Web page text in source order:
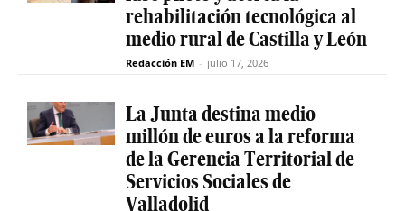
rehabilitación tecnológica al
medio rural de Castilla y León
Redacción EM - julio 17, 2026
La Junta destina medio
millón de euros a la reforma
de la Gerencia Territorial de
Servicios Sociales de
Valladolid